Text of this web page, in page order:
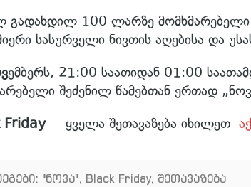
გადახდილ 100 ლარზე მომხმარებელი
სასურველი ნივთის აღებისა და
ემბერს, 21:00 საათიდან 01:00
შეძენილ წამებთან ერთად
Friday– ყველა შეთავაზება იხილეთ აქ
"ნოვა", Black Friday, შეთავაზება